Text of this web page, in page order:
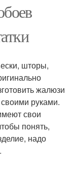
шторы,
жалюзи
руками.
свои
понять,
надо